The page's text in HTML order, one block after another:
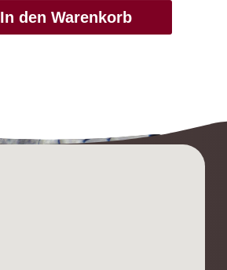
In den Warenkorb